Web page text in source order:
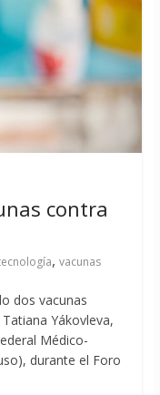
contra
, vacunas
dos vacunas
Yákovleva,
Médico-
durante el Foro